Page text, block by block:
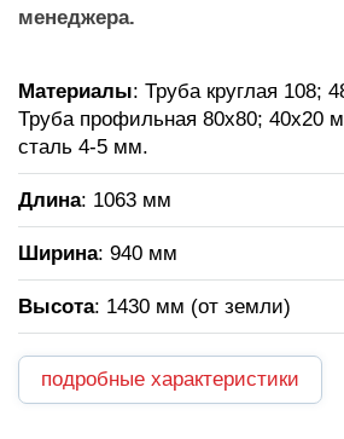
менеджера.
Материалы: Труба круглая 108;
Труба профильная 80х80; 40х20
сталь 4-5 мм.
Длина: 1063 мм
Ширина: 940 мм
Высота: 1430 мм (от земли)
подробные характеристики